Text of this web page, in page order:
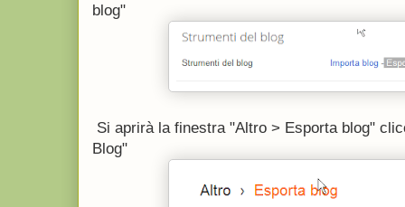
blog"
Si aprirà la finestra "Altro > Esporta blog"
Blog"